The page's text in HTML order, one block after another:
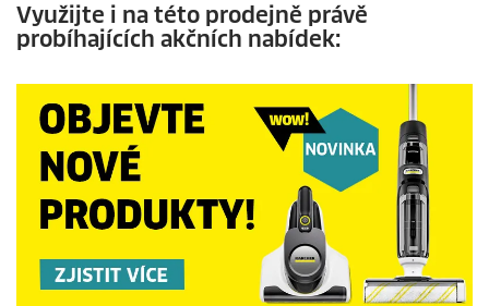
Využijte i na této prodejně právě
probíhajících akčních nabídek: